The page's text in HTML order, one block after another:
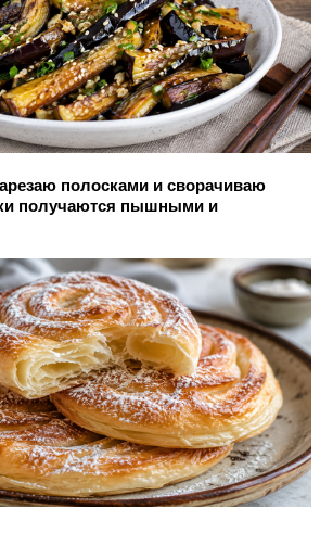
полосками и сворачиваю
получаются пышными и